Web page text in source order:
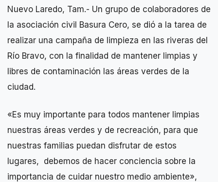
Nuevo Laredo, Tam.- Un grupo de colaboradores de
la asociación civil Basura Cero, se dió a la tarea de
realizar una campaña de limpieza en las riveras del
Río Bravo, con la finalidad de mantener limpias y
libres de contaminación las áreas verdes de la
ciudad.
«Es muy importante para todos mantener limpias
nuestras áreas verdes y de recreación, para que
nuestras familias puedan disfrutar de estos
lugares, debemos de hacer conciencia sobre la
importancia de cuidar nuestro medio ambiente»,